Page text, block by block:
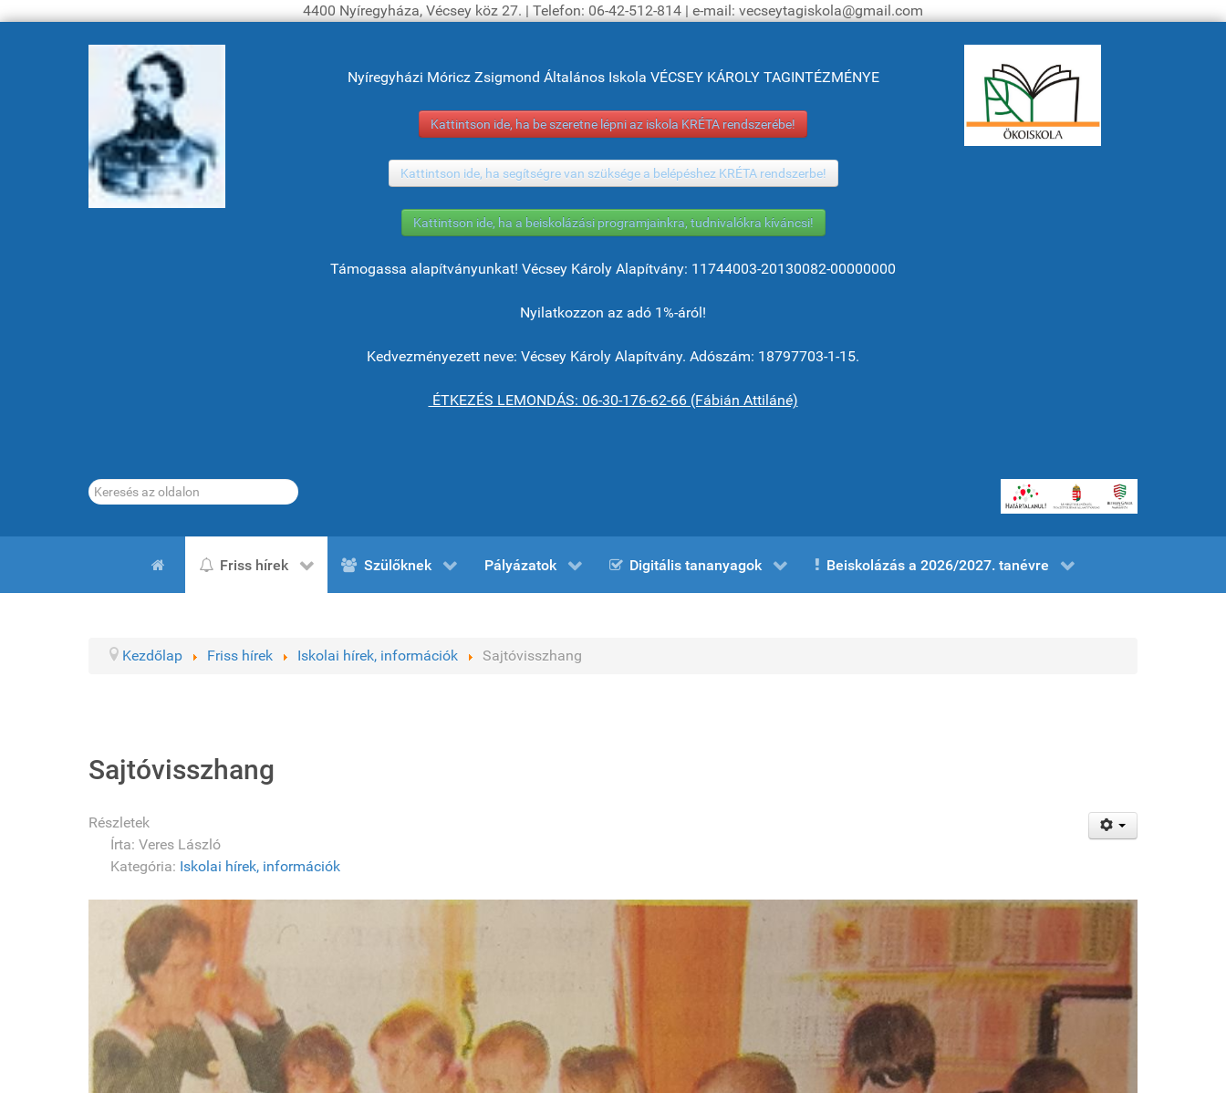
4400 Nyíregyháza, Vécsey köz 27. | Telefon: 06-42-512-814 | e-mail: vecseytagiskola@gmail.com
Nyíregyházi Móricz Zsigmond Általános Iskola VÉCSEY KÁROLY TAGINTÉZMÉNYE
Kattintson ide, ha be szeretne lépni az iskola KRÉTA rendszerébe!
Kattintson ide, ha segítségre van szüksége a belépéshez KRÉTA rendszerbe!
Kattintson ide, ha a beiskolázási programjainkra, tudnivalókra kíváncsi!
Támogassa alapítványunkat! Vécsey Károly Alapítvány: 11744003-20130082-00000000
Nyilatkozzon az adó 1%-áról!
Kedvezményezett neve: Vécsey Károly Alapítvány. Adószám: 18797703-1-15.
ÉTKEZÉS LEMONDÁS: 06-30-176-62-66 (Fábián Attiláné)
Keresés...
Friss hírek Szülőknek Pályázatok Digitális tananyagok Beiskolázás a 2026/2027. tanévre
Kezdőlap Friss hírek Iskolai hírek, információk Sajtóvisszhang
Sajtóvisszhang
Részletek
Írta: Veres László
Kategória: Iskolai hírek, információk